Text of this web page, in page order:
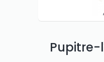
Pupitre-